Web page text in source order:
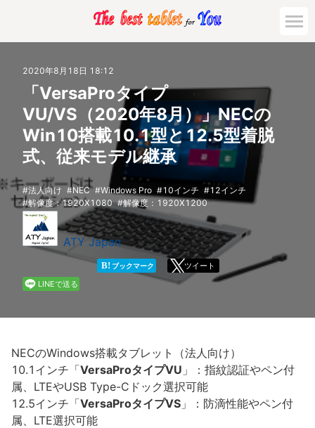
活用対策と事例
主要機種の比較
ゲーミング
法人向け
2020年8月18日 18:12
「VersaProタイプ
VU/VS（2020年8月）」NECの
Win10搭載10.1型と12.5型着脱
式、従来モデル継承
法人向け NEC Windows Pro 10インチ
12インチ
解像度：1920X1080
解像度：1920X1200
ATY Japan
B! ブックマーク
ツイート
LINEで送る
NECのWindows搭載タブレット（法人向け）
10.1インチ「VersaProタイプVU 」：指紋認証やペン付
属、LTEやUSB Type-Cドック選択可能
12.5インチ「VersaProタイプVS 」：防滴性能やペン付
属、LTE選択可能